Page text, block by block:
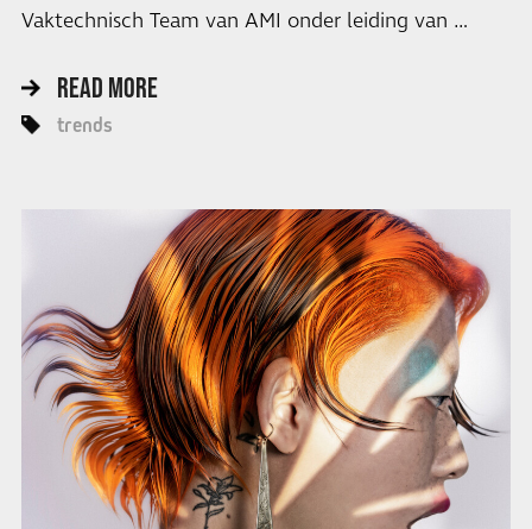
Vaktechnisch Team van AMI onder leiding van …
READ MORE
trends